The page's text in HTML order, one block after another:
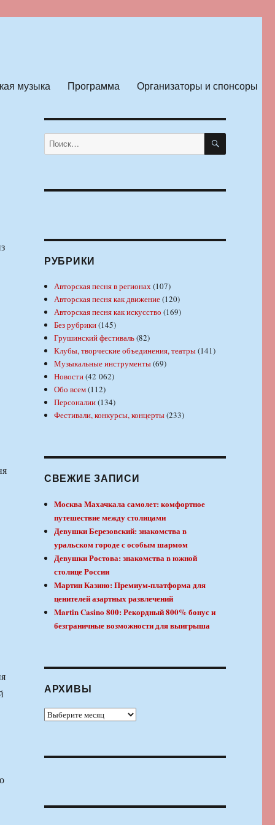
музыка Программа Организаторы и спонсоры
Искать: ПОИСК
РУБРИКИ
Авторская песня в регионах(107)
Авторская песня как движение(120)
Авторская песня как искусство (169)
Без рубрики(145)
Грушинский фестиваль(82)
Клубы, творческие объединения, театры(141)
Музыкальные инструменты(69)
Новости(42 062)
Обо всем(112)
Персоналии(134)
Фестивали, конкурсы, концерты(233)
СВЕЖИЕ ЗАПИСИ
Москва Махачкала самолет: комфортное
путешествие между столицами
Девушки Березовский: знакомства в
уральском городе с особым шармом
Девушки Ростова: знакомства в южной
столице России
Мартин Казино: Премиум-платформа для
ценителей азартных развлечений
Martin Casino 800: Рекордный 800% бонус и
безграничные возможности для выигрыша
АРХИВЫ
Архивы